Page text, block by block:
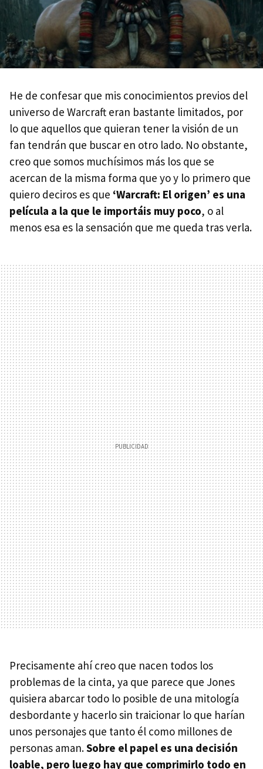
He de confesar que mis conocimientos previos del
universo de Warcraft eran bastante limitados, por
lo que aquellos que quieran tener la visión de un
fan tendrán que buscar en otro lado. No obstante,
creo que somos muchísimos más los que se
acercan de la misma forma que yo y lo primero que
quiero deciros es que ‘Warcraft: El origen’ es una
película a la que le importáis muy poco, o al
menos esa es la sensación que me queda tras verla.
Precisamente ahí creo que nacen todos los
problemas de la cinta, ya que parece que Jones
quisiera abarcar todo lo posible de una mitología
desbordante y hacerlo sin traicionar lo que harían
unos personajes que tanto él como millones de
personas aman.Sobre el papel es una decisión
loable, pero luego hay que comprimirlo todo en